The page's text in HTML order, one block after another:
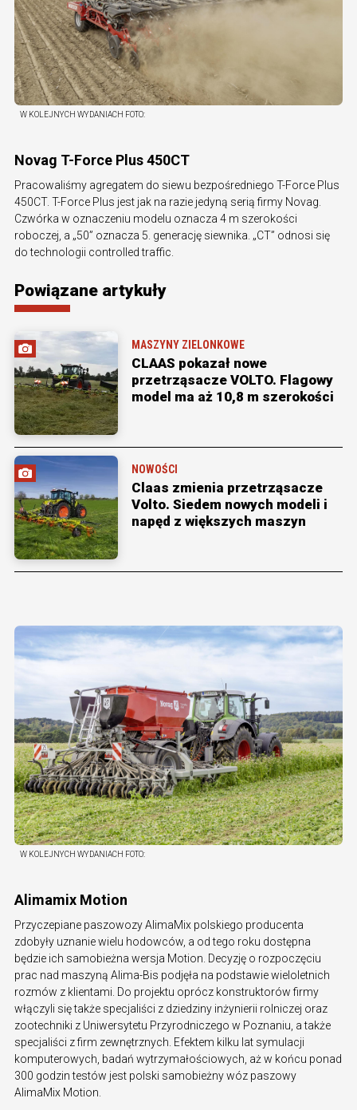
W KOLEJNYCH WYDANIACH FOTO:
Novag T-Force Plus 450CT
Pracowaliśmy agregatem do siewu bezpośredniego T-Force Plus
450CT. T-Force Plus jest jak na razie jedyną serią firmy Novag.
Czwórka w oznaczeniu modelu oznacza 4 m szerokości
roboczej, a „50” oznacza 5. generację siewnika. „CT” odnosi się
do technologii controlled traffic.
Powiązane artykuły
MASZYNY ZIELONKOWE
CLAAS pokazał nowe
przetrząsacze VOLTO. Flagowy
model ma aż 10,8 m szerokości
NOWOŚCI
Claas zmienia przetrząsacze
Volto. Siedem nowych modeli i
napęd z większych maszyn
W KOLEJNYCH WYDANIACH FOTO:
Alimamix Motion
Przyczepiane paszowozy AlimaMix polskiego producenta
zdobyły uznanie wielu hodowców, a od tego roku dostępna
będzie ich samobieżna wersja Motion. Decyzję o rozpoczęciu
prac nad maszyną Alima-Bis podjęła na podstawie wieloletnich
rozmów z klientami. Do projektu oprócz konstruktorów firmy
włączyli się także specjaliści z dziedziny inżynierii rolniczej oraz
zootechniki z Uniwersytetu Przyrodniczego w Poznaniu, a także
specjaliści z firm zewnętrznych. Efektem kilku lat symulacji
komputerowych, badań wytrzymałościowych, aż w końcu ponad
300 godzin testów jest polski samobieżny wóz paszowy
AlimaMix Motion.